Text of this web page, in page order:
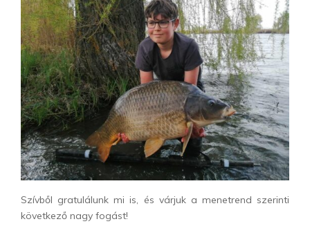
Szívből gratulálunk mi is, és várjuk a menetrend szerinti
következő nagy fogást!